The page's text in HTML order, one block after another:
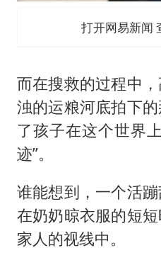
打开网易新闻
而在搜救的过程中
浊的运粮河底拍下
了孩子在这个世界
迹”。
谁能想到，一个活
在奶奶晾衣服的短
家人的视线中。